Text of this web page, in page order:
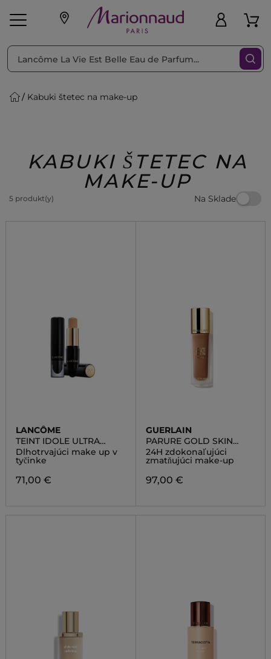
pleť Líčenie Vône
Beauty Zl'avy
Kabuki štetec na make-up
KABUKI ŠTETEC NA
MAKE-UP
5 produkt(y) Na Sklade
Triediť podľa Filtrovať
LANCÔME
TEINT IDOLE ULTRA
WEAR STICK
Dlhotrvajúci make up v
tyčinke
71,00 €
GUERLAIN
PARURE GOLD SKIN
MATTE FOUNDATION
24H zdokonaľujúci
zmatňujúci make-up
97,00 €